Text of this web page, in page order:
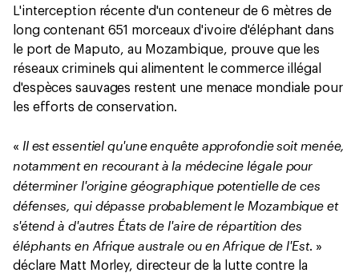
L'interception récente d'un conteneur de 6 mètres de
long contenant 651 morceaux d'ivoire d'éléphant dans
le port de Maputo, au Mozambique, prouve que les
réseaux criminels qui alimentent le commerce illégal
d'espèces sauvages restent une menace mondiale pour
les efforts de conservation.
« Il est essentiel qu'une enquête approfondie soit menée,
notamment en recourant à la médecine légale pour
déterminer l'origine géographique potentielle de ces
défenses, qui dépasse probablement le Mozambique et
s'étend à d'autres États de l'aire de répartition des
éléphants en Afrique australe ou en Afrique de l'Est. »
déclare Matt Morley, directeur de la lutte contre la